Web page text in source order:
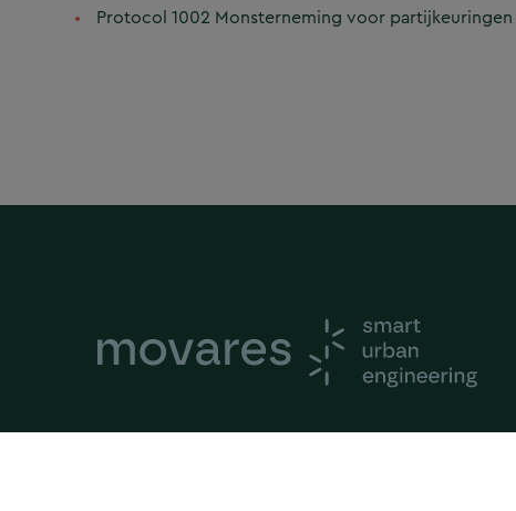
Protocol 1002 Monsterneming voor